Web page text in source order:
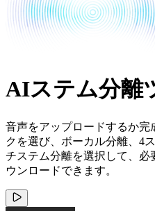
AIステム分離
音声をアップロードするか完
クを選び、ボーカル分離、4
チステム分離を選択して、
ウンロードできます。